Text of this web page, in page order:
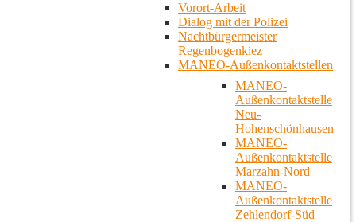
Vorort-Arbeit
Dialog mit der Polizei
Nachtbürgermeister
Regenbogenkiez
MANEO-Außenkontaktstellen
MANEO-
Außenkontaktstelle
Neu-
Hohenschönhausen
MANEO-
Außenkontaktstelle
Marzahn-Nord
MANEO-
Außenkontaktstelle
Zehlendorf-Süd